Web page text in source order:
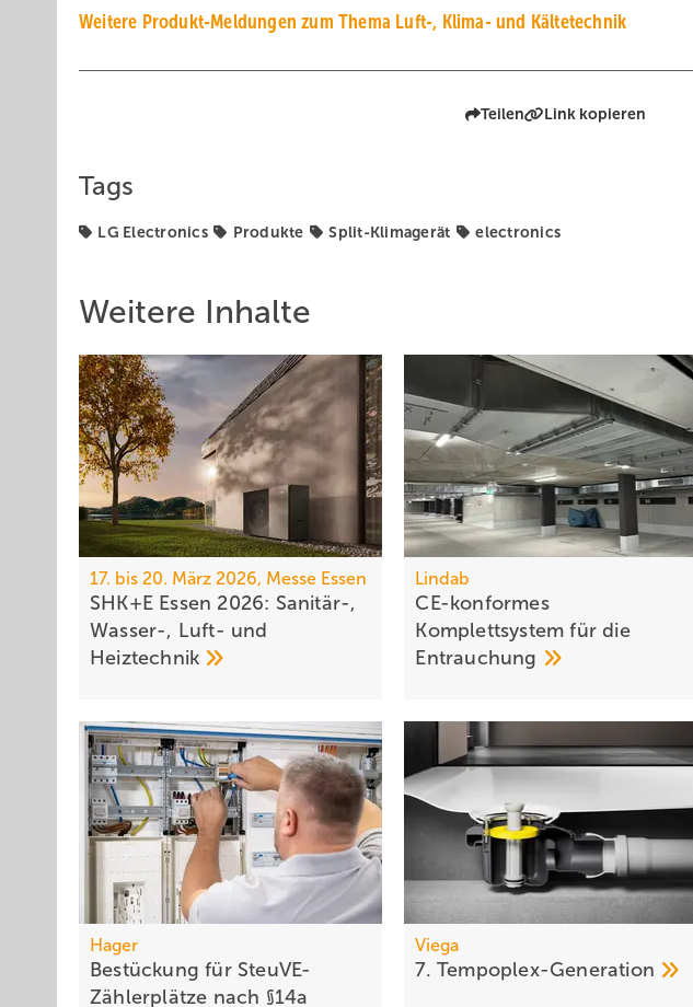
Weitere Produkt-Meldungen zum Thema Luft-, Klima- und Kältetechnik
Teilen Link kopieren
Tags
LG Electronics Produkte Split-Klimagerät electronics
Weitere Inhalte
17. bis 20. März 2026, Messe Essen
SHK+E Essen 2026: Sanitär-,
Wasser-, Luft- und
Heiztechnik
Lindab
CE-konformes
Komplettsystem für die
Entrauchung
Hager
Bestückung für SteuVE-
Zählerplätze nach §14a
Viega
7.Tempoplex-Generation